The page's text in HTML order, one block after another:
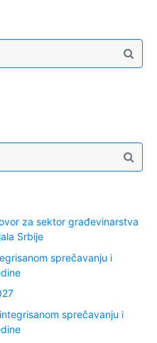
za sektor građevinarstva
Srbije
sprečavanju i
sprečavanju i